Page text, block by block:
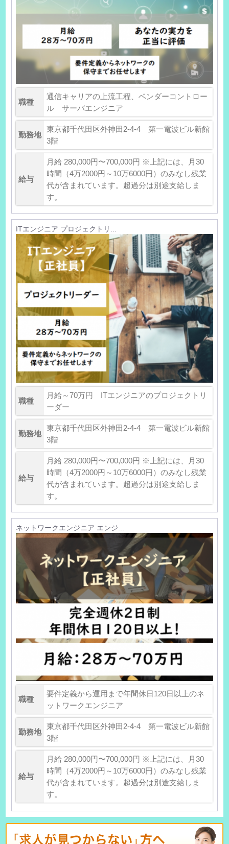
職種
通信キャリアの上流工程、ベンダーコントロー
ル サーバエンジニア
勤務地
東京都千代田区外神田2-4-4 第一電波ビル新館
3階
給与
月給 280,000円〜700,000円 ※上記には、月30
時間（4万2000円～10万6000円）のみなし残業
代が含まれています。超過分は別途支給しま
す。
ITエンジニア プロジェクトリ...
職種
月給～70万円 ITエンジニアのプロジェクトリ
ーダー
勤務地
東京都千代田区外神田2-4-4 第一電波ビル新館
3階
給与
月給 280,000円〜700,000円 ※上記には、月30
時間（4万2000円～10万6000円）のみなし残業
代が含まれています。超過分は別途支給しま
す。
ネットワークエンジニア エンジ...
職種
要件定義から運用まで年間休日120日以上のネ
ットワークエンジニア
勤務地
東京都千代田区外神田2-4-4 第一電波ビル新館
3階
給与
月給 280,000円〜700,000円 ※上記には、月30
時間（4万2000円～10万6000円）のみなし残業
代が含まれています。超過分は別途支給しま
す。